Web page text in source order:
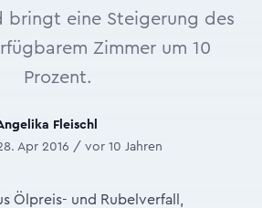
bringt eine Steigerung des
Zimmer um 10
Prozent.
Fleischl
Apr 2016 / vor 10 Jahren
Ölpreis- und Rubelverfall,